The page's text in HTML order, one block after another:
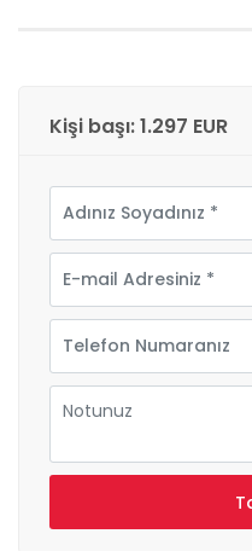
Kişi başı: 1.297 EUR